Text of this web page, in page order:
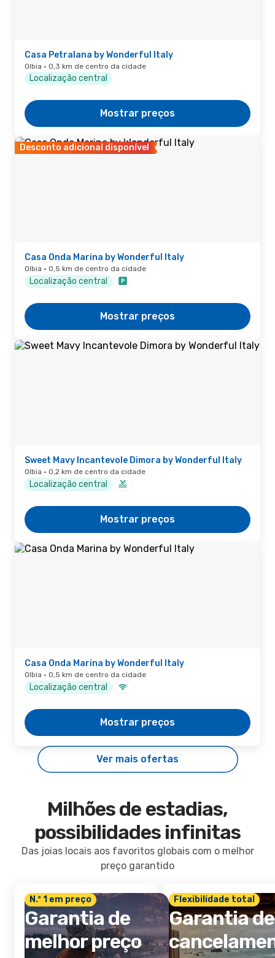
Casa Petralana by Wonderful Italy
Olbia · 0,3 km de centro da cidade
Localização central
Mostrar preços
Desconto adicional disponível
Casa Onda Marina by Wonderful Italy
Olbia · 0,5 km de centro da cidade
Localização central
Mostrar preços
Sweet Mavy Incantevole Dimora by Wonderful Italy
Olbia · 0,2 km de centro da cidade
Localização central
Mostrar preços
Casa Onda Marina by Wonderful Italy
Olbia · 0,5 km de centro da cidade
Localização central
Mostrar preços
Ver mais ofertas
Milhões de estadias,
possibilidades infinitas
Das joias locais aos favoritos globais com o melhor
preço garantido
N.º 1 em preço
Garantia de
melhor preço
Flexibilidade total
Garantia de